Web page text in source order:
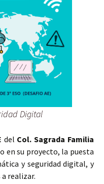
Digital
del Col. Sagrada Familia
en su proyecto, la puesta
y seguridad digital, y
realizar.